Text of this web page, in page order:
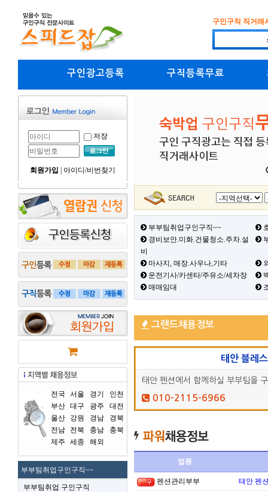
구인구직 직거래
구인광고등록 구직등록무료
저장
회원가입 아이디/비번찾기
전국 서울 경기
인천
부산 대구 광주
대전
울산
강원 경남
경북
전남
전북 충남
충북
제주
세종 해외
부부팀취업구인구직~~
부부팀취업 구인구직
부부팀취업구인구직~~
경비보안.미화.건물청소.주차.설
비
마사지, 매장.사우나,기타
운전기사/카센타/주유소/세차장
매매임대
그랜드채용정보
태안 블레
태안 펜션에서 함께하실 부부팀을
010-2115-6966
업종
펜션관리부부 태안 펜